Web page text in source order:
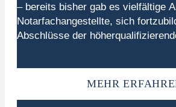
– bereits bisher gab es vielfältige
Notarfachangestellte, sich
Abschlüsse der
transparenter und bundesweit
MEHR